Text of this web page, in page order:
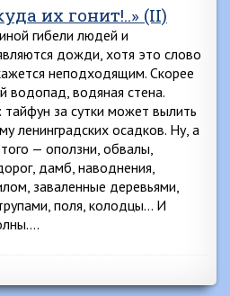
их гонит!..» (II)
гибели людей и
дожди, хотя это слово
неподходящим. Скорее
водопад, водяная стена.
за сутки может вылить
ленинградских осадков. Ну, а
— оползни, обвалы,
дамб, наводнения,
заваленные деревьями,
поля, колодцы… И